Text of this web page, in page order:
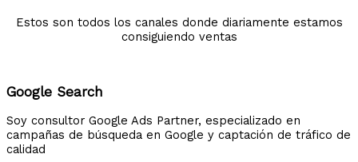
Estos son todos los canales donde diariamente estamos
consiguiendo ventas
Google Search
Soy consultor Google Ads Partner, especializado en
campañas de búsqueda en Google y captación de tráfico de
calidad